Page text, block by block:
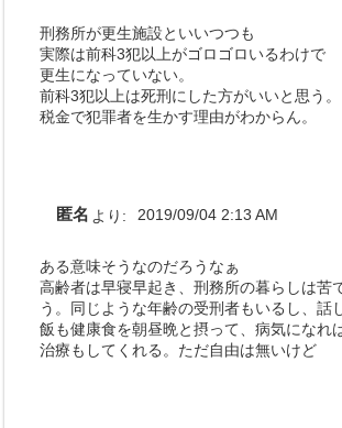
刑務所が更生施設といいつつも
実際は前科3犯以上がゴロゴロいるわけで
更生になっていない。
前科3犯以上は死刑にした方がいいと思う。
税金で犯罪者を生かす理由がわからん。
匿名 より: 2019/09/04 2:13 AM
ある意味そうなのだろうなぁ
高齢者は早寝早起き、刑務所の暮らしは苦
う。同じような年齢の受刑者もいるし、話
飯も健康食を朝昼晩と摂って、病気になれ
治療もしてくれる。ただ自由は無いけど